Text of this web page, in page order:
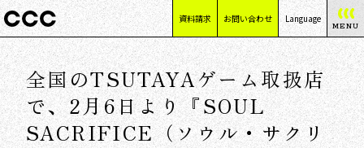
資料請求 お問い合わせ Language
日本語
English
简体中文
繁體中文
MENU
全国のTSUTAYAゲーム取扱店
で、2月6日より『SOUL
SACRIFICE（ソウル・サクリ